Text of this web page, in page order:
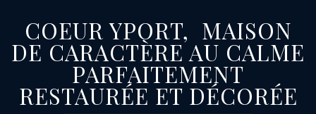
COEUR YPORT, MAISON
DE CARACTÈRE AU CALME
PARFAITEMENT
RESTAURÉE ET DÉCORÉE